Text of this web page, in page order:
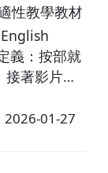
性教學教材研
義：按部就
著影片介
可以先思
麼，步驟
2026-01-27